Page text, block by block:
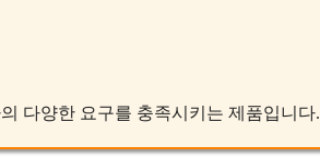
다양한 요구를 충족시키는 제품입니다.